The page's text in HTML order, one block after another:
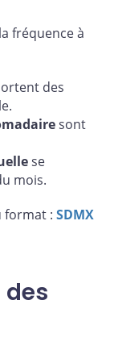
fréquence à
des
sont
se
mois.
format : SDMX